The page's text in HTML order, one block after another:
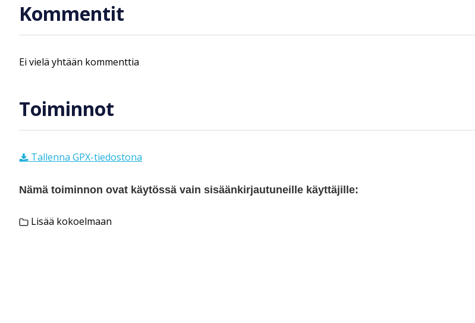
Kommentit
Ei vielä yhtään kommenttia
Toiminnot
Tallenna GPX-tiedostona
Nämä toiminnon ovat käytössä vain sisäänkirjautuneille käyttäjille:
Lisää kokoelmaan